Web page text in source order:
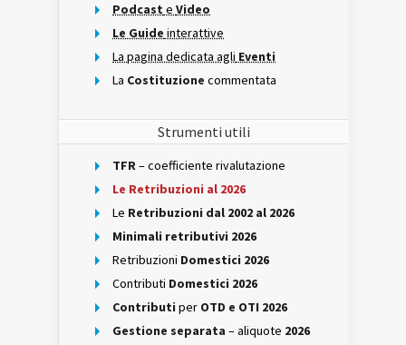
Podcast e Video
Le Guide interattive
La pagina dedicata agli Eventi
La Costituzione commentata
Strumenti utili
TFR– coefficiente rivalutazione
Le Retribuzioni al 2026
Le Retribuzioni dal 2002 al 2026
Minimali retributivi 2026
Retribuzioni Domestici 2026
Contributi Domestici 2026
Contributi per OTD e OTI 2026
Gestione separata – aliquote 2026